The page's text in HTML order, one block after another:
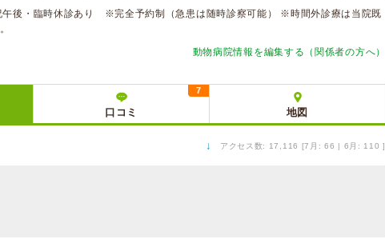
後・臨時休診あり ※完全予約制（急患は随時診察可能） ※時間外診療は当院既
動物病院情報を編集する（関係者の方へ）
口コミ
7
地図
↓ アクセス数: 17,116 [7月: 66 | 6月: 110 ]